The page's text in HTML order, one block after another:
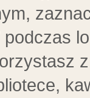
podczas